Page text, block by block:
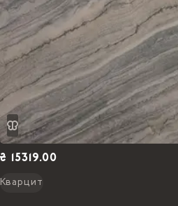
₴ 15319.00
Кварцит